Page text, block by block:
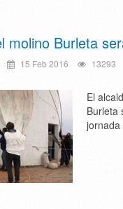
molino Burleta
15 Feb 2016 13293
El
Burleta